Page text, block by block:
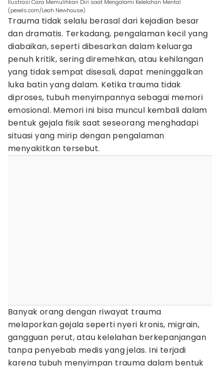
Ilustrasi Cara Memulihkan Diri saat Mengalami Kelelahan Mental.
(pexels.com/Leah Newhouse)
Trauma tidak selalu berasal dari kejadian besar
dan dramatis. Terkadang, pengalaman kecil yang
diabaikan, seperti dibesarkan dalam keluarga
penuh kritik, sering diremehkan, atau kehilangan
yang tidak sempat disesali, dapat meninggalkan
luka batin yang dalam. Ketika trauma tidak
diproses, tubuh menyimpannya sebagai memori
emosional. Memori ini bisa muncul kembali dalam
bentuk gejala fisik saat seseorang menghadapi
situasi yang mirip dengan pengalaman
menyakitkan tersebut.
Banyak orang dengan riwayat trauma
melaporkan gejala seperti nyeri kronis, migrain,
gangguan perut, atau kelelahan berkepanjangan
tanpa penyebab medis yang jelas. Ini terjadi
karena tubuh menyimpan trauma dalam bentuk